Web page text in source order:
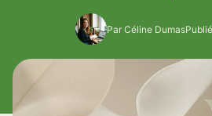
Par Céline Dumas